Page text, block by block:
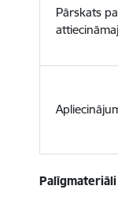
Pārskats
Palīgmateriāli